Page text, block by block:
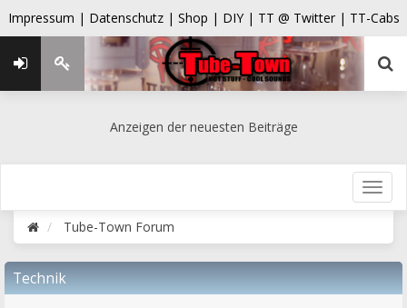
Impressum | Datenschutz | Shop | DIY | TT @ Twitter | TT-Cabs
Anzeigen der neuesten Beiträge
Tube-Town Forum
Technik